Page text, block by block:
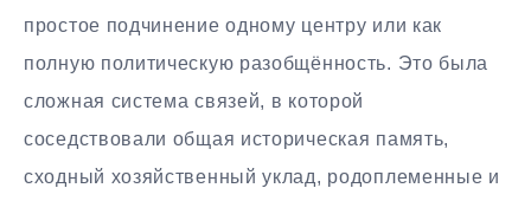
простое подчинение одному центру или как
полную политическую разобщённость. Это была
сложная система связей, в которой
соседствовали общая историческая память,
сходный хозяйственный уклад, родоплеменные и